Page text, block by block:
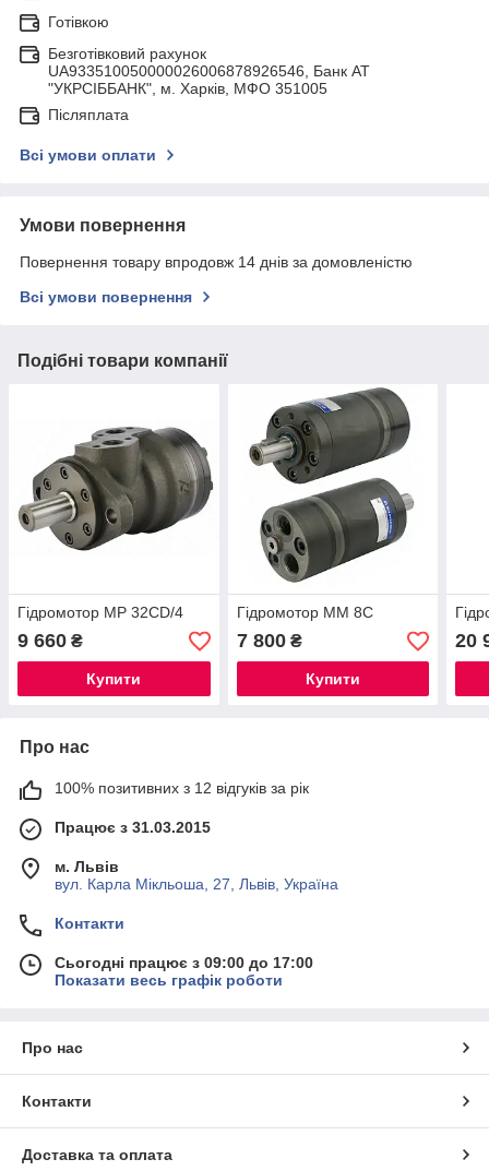
Готівкою
Безготівковий рахунок
UA933510050000026006878926546, Банк АТ
"УКРСIББАНК", м. Харків, МФО 351005
Післяплата
Всі умови оплати
Умови повернення
Повернення товару впродовж 14 днів за домовленістю
Всі умови повернення
Подібні товари компанії
Гідромотор МР 32СD/4
9 660 ₴
Купити
Гідромотор МM 8С
7 800₴
Купити
20
Про нас
100% позитивних з 12 відгуків за рік
Працює з 31.03.2015
м. Львів
вул. Карла Мікльоша, 27, Львів, Україна
Контакти
Сьогодні працює з 09:00 до 17:00
Показати весь графік роботи
Про нас
Контакти
Доставка та оплата